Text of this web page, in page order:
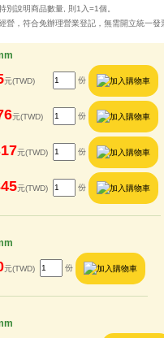
別說明商品數量, 則1入=1個。
營，符合免辦理營業登記，無需開立統一發
元(TWD) 份
元(TWD) 份
元(TWD) 份
元(TWD) 份
元(TWD) 份